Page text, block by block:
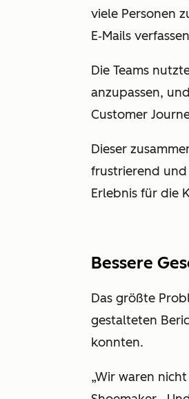
viele Personen
E‑Mails
Die Teams
anzupassen,
Customer
Dieser
frustrierend
Erlebnis für die
Bessere
Das größte
gestalteten
konnten.
„Wir waren